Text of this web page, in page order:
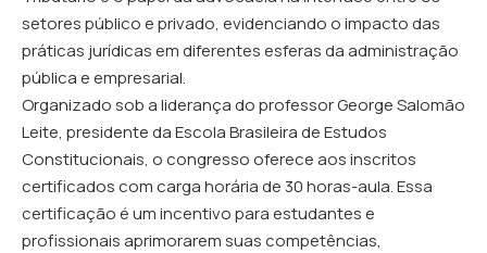
setores público e privado, evidenciando o impacto das
práticas jurídicas em diferentes esferas da administração
pública e empresarial.
Organizado sob a liderança do professor George Salomão
Leite, presidente da Escola Brasileira de Estudos
Constitucionais, o congresso oferece aos inscritos
certificados com carga horária de 30 horas-aula. Essa
certificação é um incentivo para estudantes e
profissionais aprimorarem suas competências,